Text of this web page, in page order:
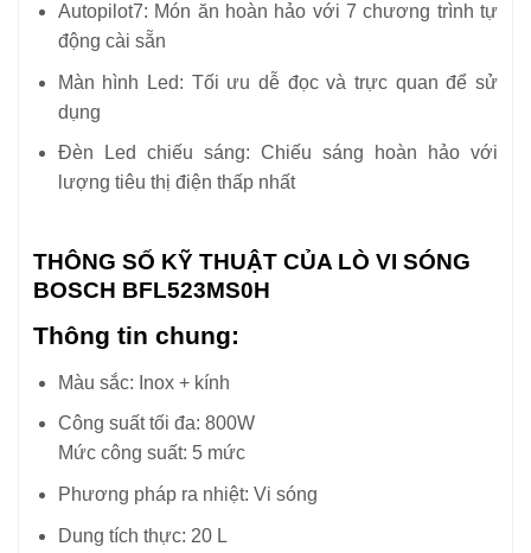
Autopilot7: Món ăn hoàn hảo với 7 chương trình tự
động cài sẵn
Màn hình Led: Tối ưu dễ đọc và trực quan để sử
dụng
Đèn Led chiếu sáng: Chiếu sáng hoàn hảo với
lượng tiêu thị điện thấp nhất
THÔNG SỐ KỸ THUẬT CỦA LÒ VI SÓNG
BOSCH BFL523MS0H
Thông tin chung:
Màu sắc: Inox + kính
Công suất tối đa: 800W
Mức công suất: 5 mức
Phương pháp ra nhiệt: Vi sóng
Dung tích thực: 20 L